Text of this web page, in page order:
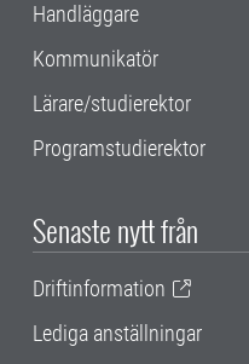
Handläggare
Kommunikatör
Lärare/studierektor
Programstudierektor
Senaste nytt från
Driftinformation
Lediga anställningar